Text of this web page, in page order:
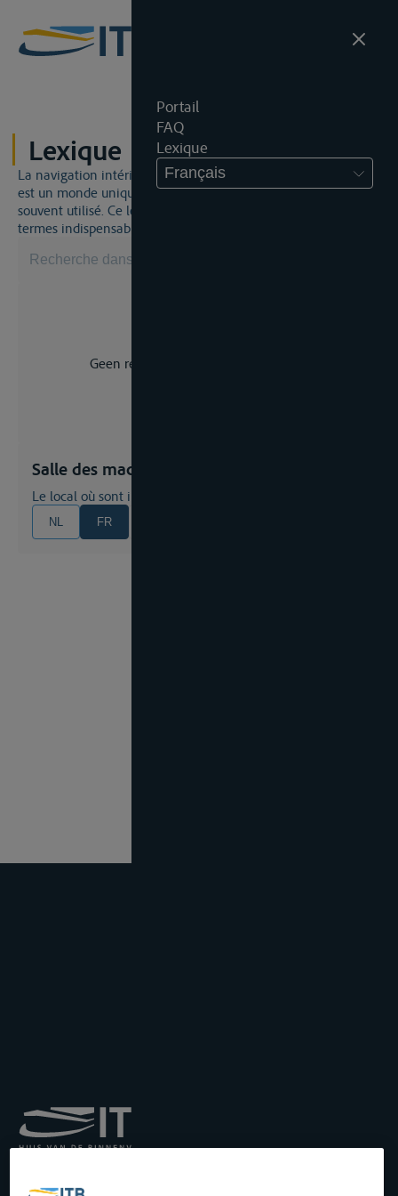
Portail
FAQ
Lexique
Français
Lexique
La navigation intérieure et du droit de la navigation intérieure
est un monde unique. Cela signifie qu'un jargon spécifique est
souvent utilisé. Ce lexique vous aidera à maîtriser certains
termes indispensables.
Geen resultaat voor uw zoekopdracht.
Salle des machines principales
Le local où sont installés les moteurs de propulsion
NL FR